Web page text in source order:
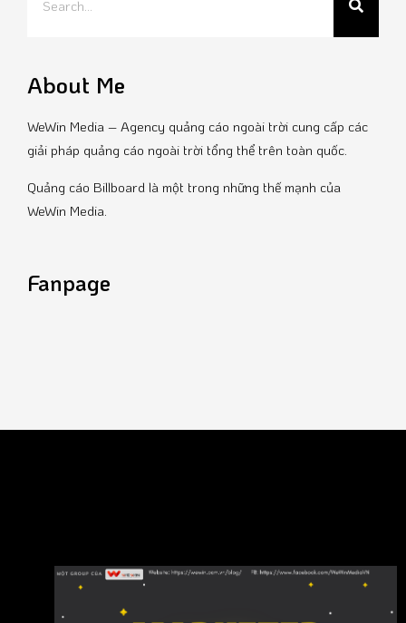
About Me
WeWin Media – Agency quảng cáo ngoài trời cung cấp các
giải pháp quảng cáo ngoài trời tổng thể trên toàn quốc.
Quảng cáo Billboard là một trong những thế mạnh của
WeWin Media.
Fanpage